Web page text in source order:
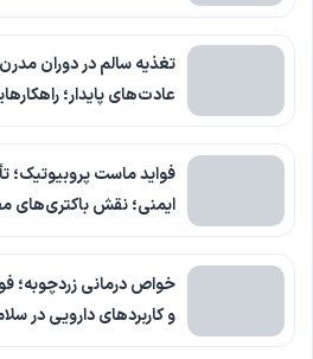
تغذیه سالم در دوران
عادت‌های پایدار؛
فواید ماست پروبیوتیک؛
ایمنی؛ نقش باکتری‌های
خواص درمانی زردچوبه؛
و کاربردهای دارویی در